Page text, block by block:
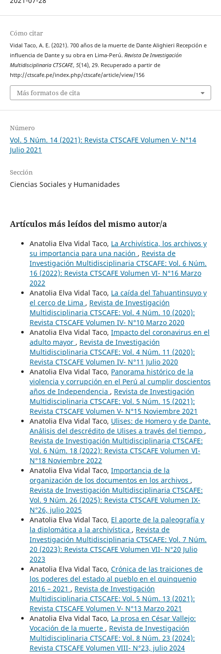
Cómo citar
Vidal Taco, A. E. (2021). 700 años de la muerte de Dante Alighieri Recepción e
influencia de Dante y su obra en Lima-Perú. Revista De Investigación
Multidisciplinaria CTSCAFE, 5(14), 29. Recuperado a partir de
http://ctscafe.pe/index.php/ctscafe/article/view/156
Más formatos de cita
Número
Vol. 5 Núm. 14 (2021): Revista CTSCAFE Volumen V- N°14
Julio 2021
Sección
Ciencias Sociales y Humanidades
Artículos más leídos del mismo autor/a
Anatolia Elva Vidal Taco, La Archivística, los archivos y
su importancia para una nación , Revista de
Investigación Multidisciplinaria CTSCAFE: Vol. 6 Núm.
16 (2022): Revista CTSCAFE Volumen VI- N°16 Marzo
2022
Anatolia Elva Vidal Taco, La caída del Tahuantinsuyo y
el cerco de Lima , Revista de Investigación
Multidisciplinaria CTSCAFE: Vol. 4 Núm. 10 (2020):
Revista CTSCAFE Volumen IV- N°10 Marzo 2020
Anatolia Elva Vidal Taco, Impacto del coronavirus en el
adulto mayor , Revista de Investigación
Multidisciplinaria CTSCAFE: Vol. 4 Núm. 11 (2020):
Revista CTSCAFE Volumen IV- N°11 Julio 2020
Anatolia Elva Vidal Taco, Panorama histórico de la
violencia y corrupción en el Perú al cumplir doscientos
años de Independencia , Revista de Investigación
Multidisciplinaria CTSCAFE: Vol. 5 Núm. 15 (2021):
Revista CTSCAFE Volumen V- N°15 Noviembre 2021
Anatolia Elva Vidal Taco, Ulises: de Homero y de Dante.
Análisis del descrédito de Ulises a través del tiempo ,
Revista de Investigación Multidisciplinaria CTSCAFE:
Vol. 6 Núm. 18 (2022): Revista CTSCAFE Volumen VI-
N°18 Noviembre 2022
Anatolia Elva Vidal Taco, Importancia de la
organización de los documentos en los archivos ,
Revista de Investigación Multidisciplinaria CTSCAFE:
Vol. 9 Núm. 26 (2025): Revista CTSCAFE Volumen IX-
N°26, julio 2025
Anatolia Elva Vidal Taco, El aporte de la paleografía y
la diplomática a la archivística , Revista de
Investigación Multidisciplinaria CTSCAFE: Vol. 7 Núm.
20 (2023): Revista CTSCAFE Volumen VII- N°20 Julio
2023
Anatolia Elva Vidal Taco, Crónica de las traiciones de
los poderes del estado al pueblo en el quinquenio
2016 – 2021 , Revista de Investigación
Multidisciplinaria CTSCAFE: Vol. 5 Núm. 13 (2021):
Revista CTSCAFE Volumen V- N°13 Marzo 2021
Anatolia Elva Vidal Taco, La prosa en César Vallejo:
Vocación de la muerte , Revista de Investigación
Multidisciplinaria CTSCAFE: Vol. 8 Núm. 23 (2024):
Revista CTSCAFE Volumen VIII- N°23, julio 2024